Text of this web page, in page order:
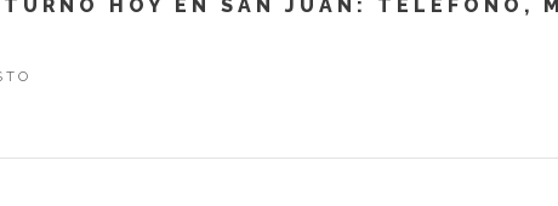
HOY EN SAN JUAN: TELEFONO,